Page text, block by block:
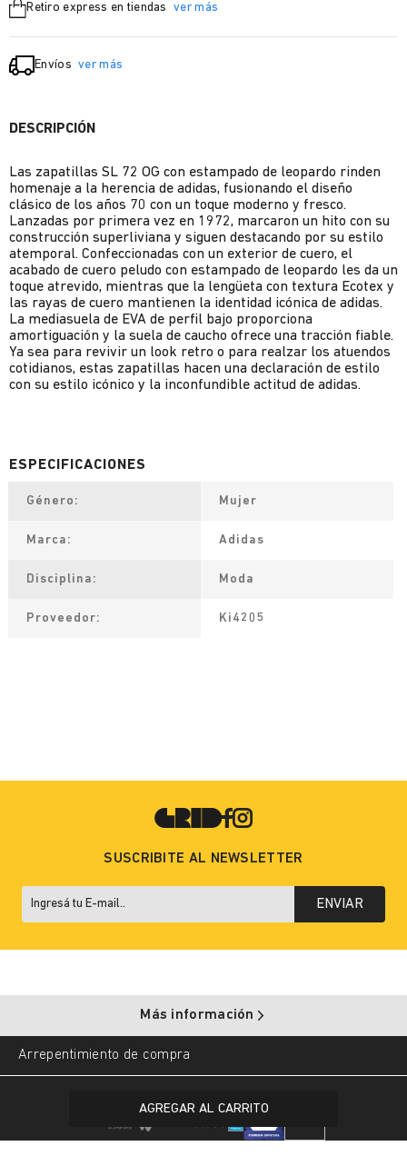
AGREGAR AL CARRITO
Retiro express en tiendas ver más
Envíos ver más
DESCRIPCIÓN
Las zapatillas SL 72 OG con estampado de leopardo rinden
homenaje a la herencia de adidas, fusionando el diseño
clásico de los años 70 con un toque moderno y fresco.
Lanzadas por primera vez en 1972, marcaron un hito con su
construcción superliviana y siguen destacando por su estilo
atemporal. Confeccionadas con un exterior de cuero, el
acabado de cuero peludo con estampado de leopardo les da un
toque atrevido, mientras que la lengüeta con textura Ecotex y
las rayas de cuero mantienen la identidad icónica de adidas.
La mediasuela de EVA de perfil bajo proporciona
amortiguación y la suela de caucho ofrece una tracción fiable.
Ya sea para revivir un look retro o para realzar los atuendos
cotidianos, estas zapatillas hacen una declaración de estilo
con su estilo icónico y la inconfundible actitud de adidas.
Género Mujer
Marca Adidas
Disciplina Moda
Proveedor Ki4205
SUSCRIBITE AL NEWSLETTER
ENVIAR
Más información
Arrepentimiento de compra